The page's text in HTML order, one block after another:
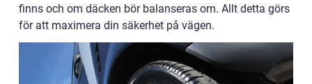
finns och om däcken bör balanseras om. Allt detta görs
för att maximera din säkerhet på vägen.